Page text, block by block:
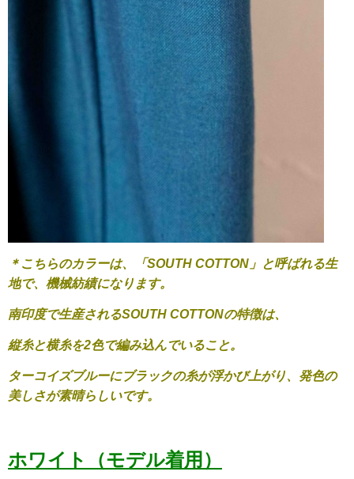
＊こちらのカラーは、「SOUTH COTTON」と呼ばれる生
地で、機械紡績になります。
南印度で生産されるSOUTH COTTONの特徴は、
縦糸と横糸を2色で編み込んでいること。
ターコイズブルーにブラックの糸が浮かび上がり、発色の
美しさが素晴らしいです。
ホワイト（モデル着用）